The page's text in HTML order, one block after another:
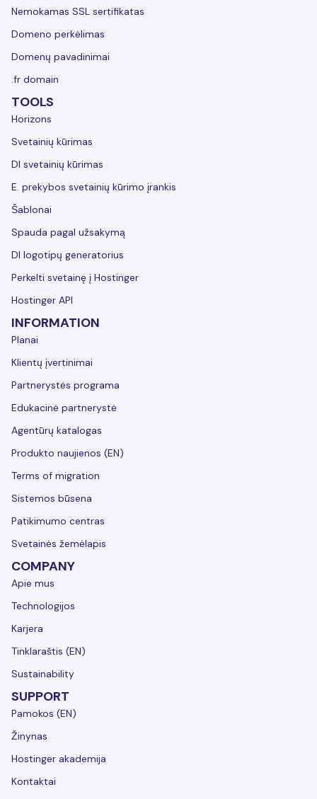
Nemokamas SSL sertifikatas
Domeno perkėlimas
Domenų pavadinimai
.fr domain
TOOLS
Horizons
Svetainių kūrimas
DI svetainių kūrimas
E. prekybos svetainių kūrimo įrankis
Šablonai
Spauda pagal užsakymą
DI logotipų generatorius
Perkelti svetainę į Hostinger
Hostinger API
INFORMATION
Planai
Klientų įvertinimai
Partnerystės programa
Edukacinė partnerystė
Agentūrų katalogas
Produkto naujienos (EN)
Terms of migration
Sistemos būsena
Patikimumo centras
Svetainės žemėlapis
COMPANY
Apie mus
Technologijos
Karjera
Tinklaraštis (EN)
Sustainability
SUPPORT
Pamokos (EN)
Žinynas
Hostinger akademija
Kontaktai